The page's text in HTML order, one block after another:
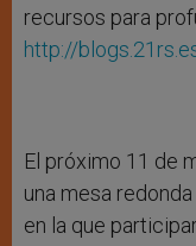
recursos para
http://
El próximo 11 de
una mesa
en la que